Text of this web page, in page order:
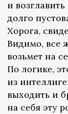
и
долго
Хорога,
Видимо, все
возьмет на
По логике,
из
выходить и
на себя эту